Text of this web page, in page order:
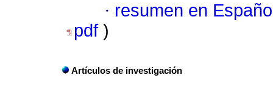
· resumen en
pdf )
Artículos de investigación